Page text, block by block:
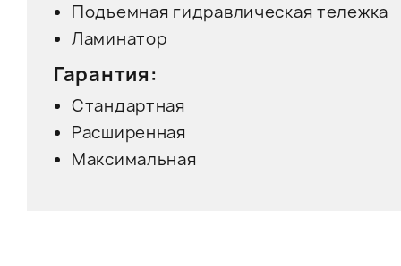
Подъемная гидравлическая тележка
Ламинатор
Гарантия:
Стандартная
Расширенная
Максимальная